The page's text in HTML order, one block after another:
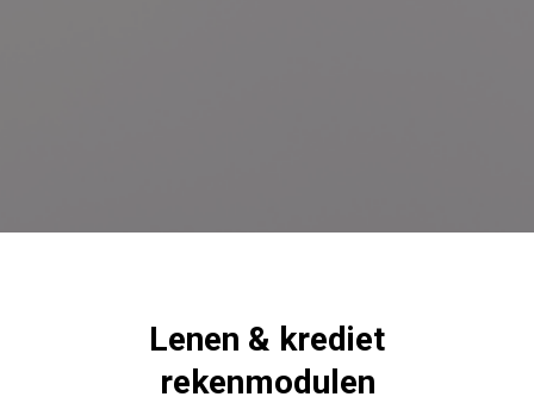
Lenen & krediet
rekenmodulen